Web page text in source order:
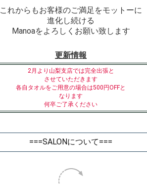
これからもお客様のご満足をモットーに
進化し続ける
Manoaをよろしくお願い致します
更新情報
2月より山梨支店では完全出張と
させていただきます
各自タオルをご用意の場合は500円OFFと
なります
何卒ご了承ください
===SALONについて===